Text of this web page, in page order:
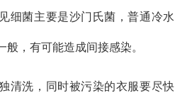
细菌主要是沙门氏菌，普通冷水
，有可能造成间接感染。
清洗，同时被污染的衣服要尽快